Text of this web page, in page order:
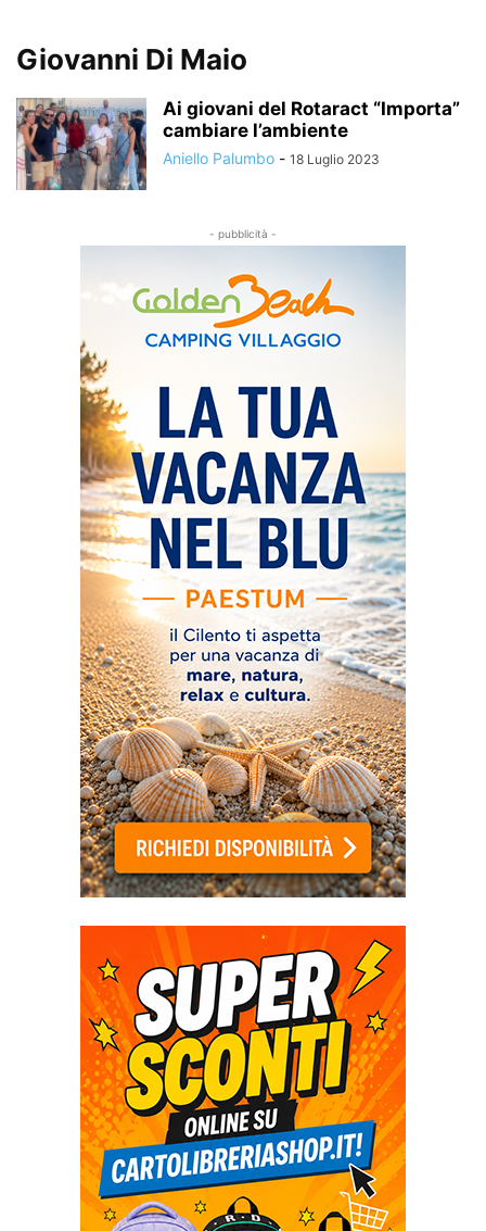
Giovanni Di Maio
Ai giovani del Rotaract “Importa”
cambiare l’ambiente
Aniello Palumbo - 18 Luglio 2023
- pubblicità -